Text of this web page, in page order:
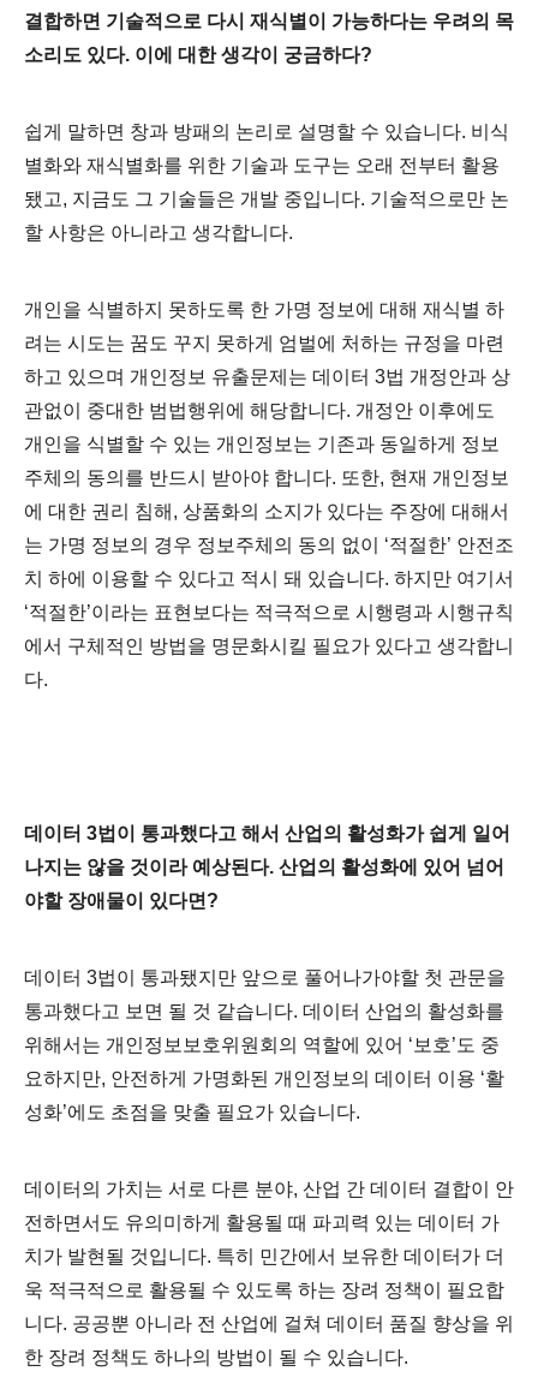
결합하면 기술적으로 다시 재식별이 가능하다는 우려의 목
소리도 있다. 이에 대한 생각이 궁금하다?
쉽게 말하면 창과 방패의 논리로 설명할 수 있습니다. 비식
별화와 재식별화를 위한 기술과 도구는 오래 전부터 활용
됐고, 지금도 그 기술들은 개발 중입니다. 기술적으로만 논
할 사항은 아니라고 생각합니다.
개인을 식별하지 못하도록 한 가명 정보에 대해 재식별 하
려는 시도는 꿈도 꾸지 못하게 엄벌에 처하는 규정을 마련
하고 있으며 개인정보 유출문제는 데이터 3법 개정안과 상
관없이 중대한 범법행위에 해당합니다. 개정안 이후에도
개인을 식별할 수 있는 개인정보는 기존과 동일하게 정보
주체의 동의를 반드시 받아야 합니다. 또한, 현재 개인정보
에 대한 권리 침해, 상품화의 소지가 있다는 주장에 대해서
는 가명 정보의 경우 정보주체의 동의 없이 ‘적절한’ 안전조
치 하에 이용할 수 있다고 적시 돼 있습니다. 하지만 여기서
‘적절한’이라는 표현보다는 적극적으로 시행령과 시행규칙
에서 구체적인 방법을 명문화시킬 필요가 있다고 생각합니
다.
데이터 3법이 통과했다고 해서 산업의 활성화가 쉽게 일어
나지는 않을 것이라 예상된다. 산업의 활성화에 있어 넘어
야할 장애물이 있다면?
데이터 3법이 통과됐지만 앞으로 풀어나가야할 첫 관문을
통과했다고 보면 될 것 같습니다. 데이터 산업의 활성화를
위해서는 개인정보보호위원회의 역할에 있어 ‘보호’도 중
요하지만, 안전하게 가명화된 개인정보의 데이터 이용 ‘활
성화’에도 초점을 맞출 필요가 있습니다.
데이터의 가치는 서로 다른 분야, 산업 간 데이터 결합이 안
전하면서도 유의미하게 활용될 때 파괴력 있는 데이터 가
치가 발현될 것입니다. 특히 민간에서 보유한 데이터가 더
욱 적극적으 로 활용될 수 있도록 하는 장려 정책이 필요합
니다. 공공뿐 아니라 전 산업에 걸쳐 데이터 품질 향상을 위
한 장려 정책도 하나의 방법이 될 수 있습니다.